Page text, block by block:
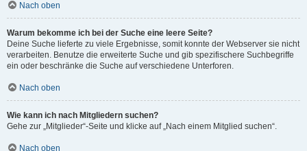
Nach oben
Warum bekomme ich bei der Suche eine leere Seite?
Deine Suche lieferte zu viele Ergebnisse, somit konnte der Webserver sie nicht
verarbeiten. Benutze die erweiterte Suche und gib spezifischere Suchbegriffe
ein oder beschränke die Suche auf verschiedene Unterforen.
Nach oben
Wie kann ich nach Mitgliedern suchen?
Gehe zur „Mitglieder“-Seite und klicke auf „Nach einem Mitglied suchen“.
Nach oben